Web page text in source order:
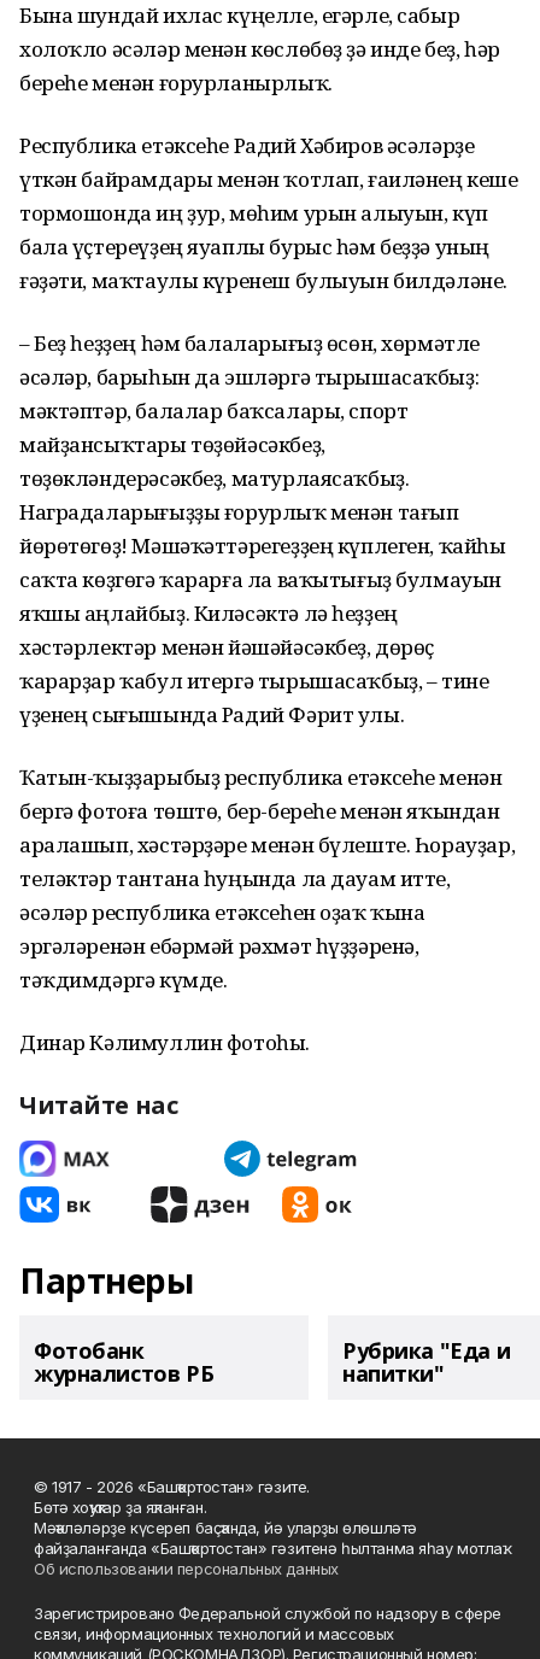
Бына шундай ихлас күңелле, егәрле, сабыр
холоҡло әсәләр менән көслөбөҙ ҙә инде беҙ, һәр
береһе менән ғорурланырлыҡ.
Республика етәксеһе Радий Хәбиров әсәләрҙе
үткән байрамдары менән ҡотлап, ғаиләнең кеше
тормошонда иң ҙур, мөһим урын алыуын, күп
бала үҫтереүҙең яуаплы бурыс һәм беҙҙә уның
ғәҙәти, маҡтаулы күренеш булыуын билдәләне.
– Беҙ һеҙҙең һәм балаларығыҙ өсөн, хөрмәтле
әсәләр, барыһын да эшләргә тырышасаҡбыҙ:
мәктәптәр, балалар баҡсалары, спорт
майҙансыҡтары төҙөйәсәкбеҙ,
төҙөкләндерәсәкбеҙ, матурлаясаҡбыҙ.
Наградаларығыҙҙы ғорурлыҡ менән тағып
йөрөтөгөҙ! Мәшәҡәттәрегеҙҙең күплеген, ҡайһы
саҡта көҙгөгә ҡарарға ла ваҡытығыҙ булмауын
яҡшы аңлайбыҙ. Киләсәктә лә һеҙҙең
хәстәрлектәр менән йәшәйәсәкбеҙ, дөрөҫ
ҡарарҙар ҡабул итергә тырышасаҡбыҙ, – тине
үҙенең сығышында Радий Фәрит улы.
Ҡатын-ҡыҙҙарыбыҙ республика етәксеһе менән
бергә фотоға төштө, бер-береһе менән яҡындан
аралашып, хәстәрҙәре менән бүлеште. Һорауҙар,
теләктәр тантана һуңында ла дауам итте,
әсәләр республика етәксеһен оҙаҡ ҡына
эргәләренән ебәрмәй рәхмәт һүҙҙәренә,
тәҡдимдәргә күмде.
Динар Кәлимуллин фотоһы.
Читайте нас
Партнеры
Фотобанк
журналистов РБ
Рубрика "Еда и
напитки"
© 1917 - 2026 «Башҡортостан» гәзите.
Бөтә хоҡуҡтар ҙа яҡланған.
Мәҡәләләрҙе күсереп баҫҡанда, йә уларҙы өлөшләтә
файҙаланғанда «Башҡортостан» гәзитенә һылтанма яһау мотлаҡ.
Об использовании персональных данных
Зарегистрировано Федеральной службой по надзору в сфере
связи, информационных технологий и массовых
коммуникаций (РОСКОМНАДЗОР). Регистрационный номер: